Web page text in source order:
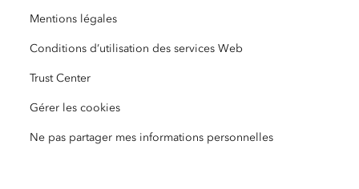
Esri Store
Esri Press
Dictionnaire SIG
Code de conduite professionnelle
Plan du site
Enseignement
Égalité raciale
Mentions légales
Conditions d’utilisation des services Web
Trust Center
Gérer les cookies
Ne pas partager mes informations personnelles